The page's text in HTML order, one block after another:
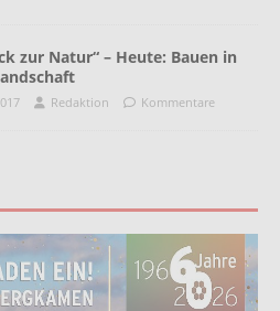
zur Natur“ – Heute: Bauen in
Redaktion
Kommentare